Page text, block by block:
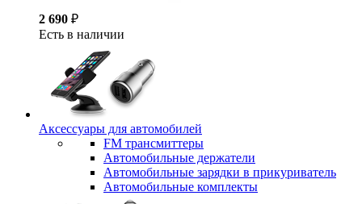
2 690 ₽
Есть в наличии
Аксессуары для автомобилей
FM трансмиттеры
Автомобильные держатели
Автомобильные зарядки в прикуриватель
Автомобильные комплекты